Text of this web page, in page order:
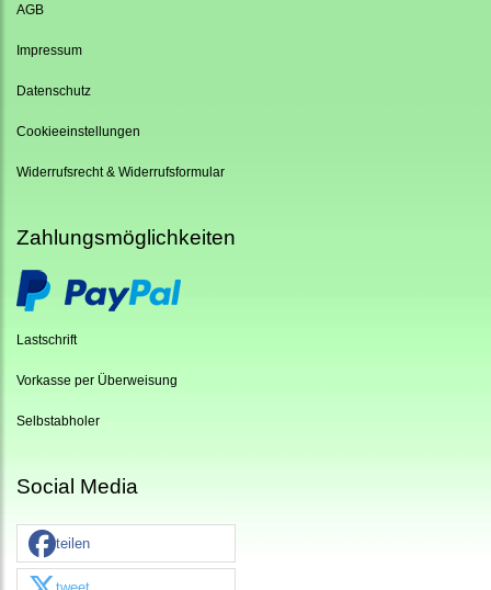
AGB
Impressum
Datenschutz
Cookieeinstellungen
Widerrufsrecht & Widerrufsformular
Zahlungsmöglichkeiten
Lastschrift
Vorkasse per Überweisung
Selbstabholer
Social Media
teilen